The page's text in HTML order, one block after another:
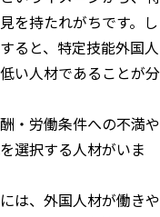
を持たれがちです。し
ると、特定技能外国人
い人材であることが分
・労働条件への不満や
選択する人材がいま
は、外国人材が働きや